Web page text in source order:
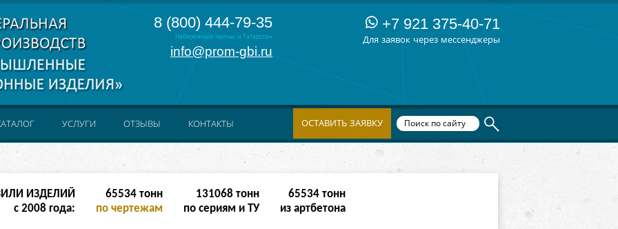
8 (800) 444-79-35
Набережные Челны и Татарстан
info@prom-gbi.ru
+7 921 375-40-71
Для заявок через мессенджеры
УСЛУГИ ОТЗЫВЫ КОНТАКТЫ ОСТАВИТЬ ЗАЯВКУ
ИЗДЕЛИЙ
с 2008 года:
524286тонн
по чертежам
238342 тонн
по сериям и ТУ
512303тонн
из артбетона